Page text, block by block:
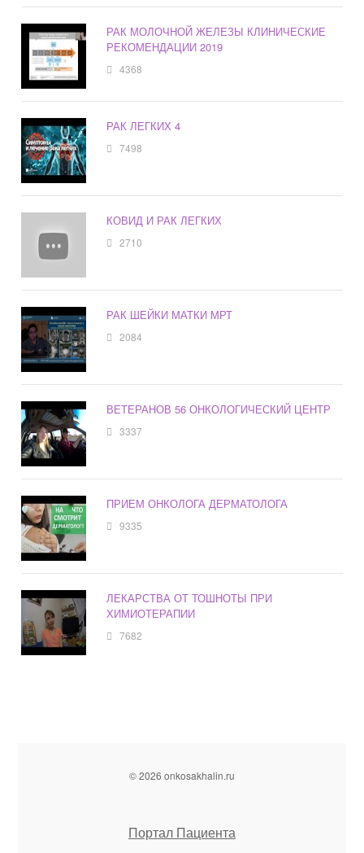
РАК МОЛОЧНОЙ ЖЕЛЕЗЫ КЛИНИЧЕСКИЕ
РЕКОМЕНДАЦИИ 2019
4368
РАК ЛЕГКИХ 4
7498
КОВИД И РАК ЛЕГКИХ
2710
РАК ШЕЙКИ МАТКИ МРТ
2084
ВЕТЕРАНОВ 56 ОНКОЛОГИЧЕСКИЙ ЦЕНТР
3337
ПРИЕМ ОНКОЛОГА ДЕРМАТОЛОГА
9335
ЛЕКАРСТВА ОТ ТОШНОТЫ ПРИ
ХИМИОТЕРАПИИ
7682
© 2026 onkosakhalin.ru
Портал Пациента